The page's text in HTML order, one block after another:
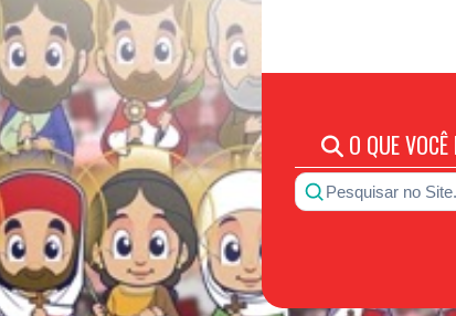
O QUE
Pesquisar no